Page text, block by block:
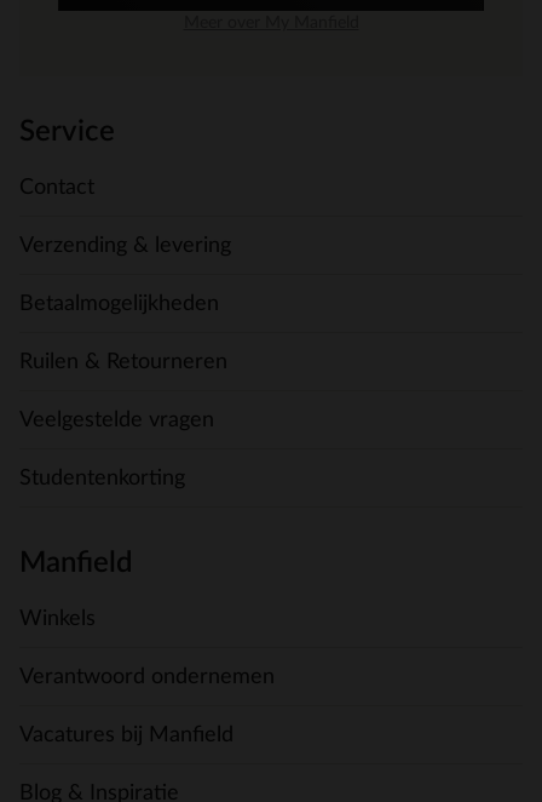
Service
Contact
Verzending & levering
Betaalmogelijkheden
Ruilen & Retourneren
Veelgestelde vragen
Studentenkorting
Manfield
Winkels
Verantwoord ondernemen
Vacatures bij Manfield
Blog & Inspiratie